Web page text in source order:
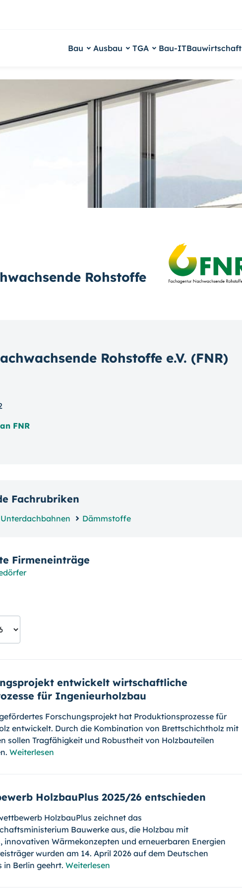
Bau Ausbau TGA Bau-ITBauwirtschaft
Rohstoffe
Rohstoffe e.V. (FNR)
FNR
Fachrubriken
Dämmstoffe
Firmeneinträge
entwickelt wirtschaftliche
für Ingenieurholzbau
Forschungsprojekt hat Produktionsprozesse für
entwickelt. Durch die Kombination von Brettschichtholz mit
sollen Tragfähigkeit und Robustheit von Holzbauteilen
Weiterlesen
HolzbauPlus 2025/26 entschieden
HolzbauPlus zeichnet das
Bauwerke aus, die Holzbau mit
Wärmekonzepten und erneuerbaren Energien
wurden am 14. April 2026 auf dem Deutschen
in Berlin geehrt. Weiterlesen